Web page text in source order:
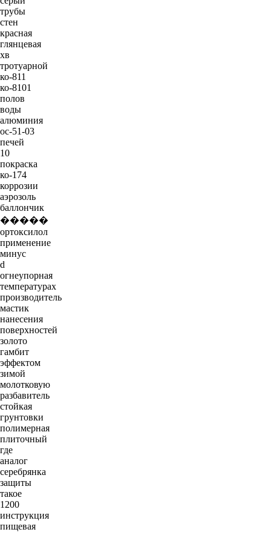
трубы
стен
красная
глянцевая
хв
тротуарной
ко-811
ко-8101
полов
воды
алюминия
ос-51-03
печей
10
покраска
ко-174
коррозии
аэрозоль
баллончик
�����
ортоксилол
применение
минус
d
огнеупорная
температурах
производитель
мастик
нанесения
поверхностей
золото
гамбит
эффектом
зимой
молотковую
разбавитель
стойкая
грунтовки
полимерная
плиточный
где
аналог
серебрянка
защиты
такое
1200
инструкция
пищевая